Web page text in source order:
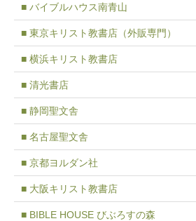
■ バイブルハウス南青山
■ 東京キリスト教書店（外販専門）
■ 横浜キリスト教書店
■ 清光書店
■ 静岡聖文舎
■ 名古屋聖文舎
■ 京都ヨルダン社
■ 大阪キリスト教書店
■ BIBLE HOUSE びぶろすの森